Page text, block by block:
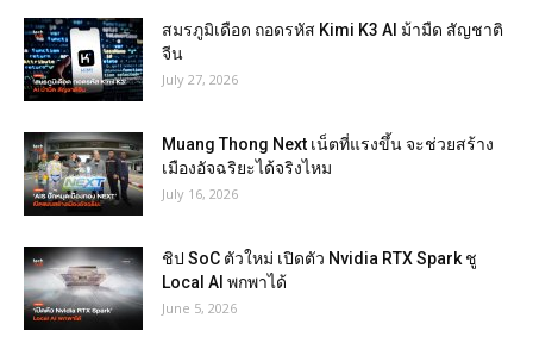
สมรภูมิเดือด ถอดรหัส Kimi K3 AI ม้ามืด สัญชาติ
จีน
July 27, 2026
Muang Thong Next เน็ตที่แรงขึ้น จะช่วยสร้าง
เมืองอัจฉริยะได้จริงไหม
July 16, 2026
ชิป SoC ตัวใหม่ เปิดตัว Nvidia RTX Spark ชู
Local AI พกพาได้
June 5, 2026